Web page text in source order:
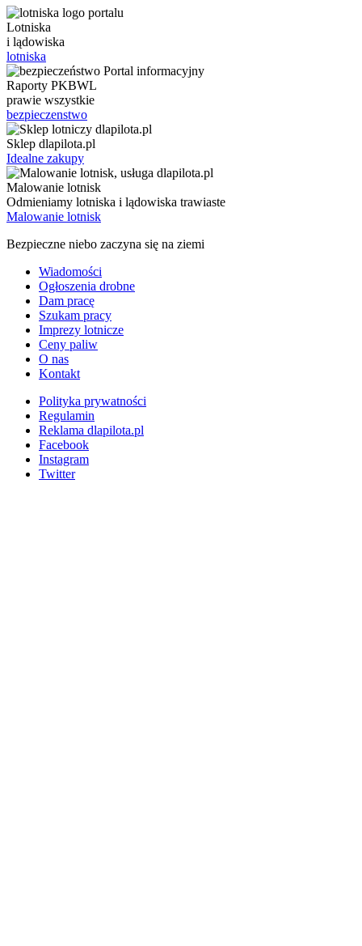
Lotniska
i lądowiska
lotniska
Raporty PKBWL
prawie wszystkie
bezpieczenstwo
Sklep dlapilota.pl
Idealne zakupy
Malowanie lotnisk
Odmieniamy lotniska i lądowiska trawiaste
Malowanie lotnisk
Bezpieczne niebo zaczyna się na ziemi
Wiadomości
Ogłoszenia drobne
Dam pracę
Szukam pracy
Imprezy lotnicze
Ceny paliw
O nas
Kontakt
Polityka prywatności
Regulamin
Reklama dlapilota.pl
Facebook
Instagram
Twitter